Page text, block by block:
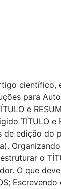
científico,
para
e
TÍTULO
de edição do
o
O que